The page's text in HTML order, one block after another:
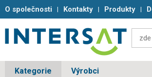
O společnosti Kontakty Produkty
Kategorie Výrobci